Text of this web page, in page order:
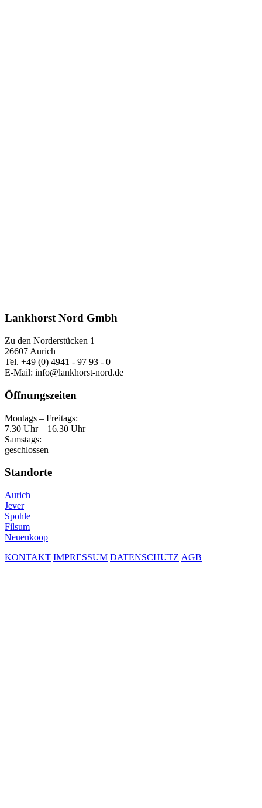
Lankhorst Nord Gmbh
Zu den Norderstücken 1
26607 Aurich
Tel. +49 (0) 4941 - 97 93 - 0
E-Mail: info@lankhorst-nord.de
Öffnungszeiten
Montags – Freitags:
7.30 Uhr – 16.30 Uhr
Samstags:
geschlossen
Standorte
Aurich
Jever
Spohle
Filsum
Neuenkoop
KONTAKT IMPRESSUM DATENSCHUTZ AGB